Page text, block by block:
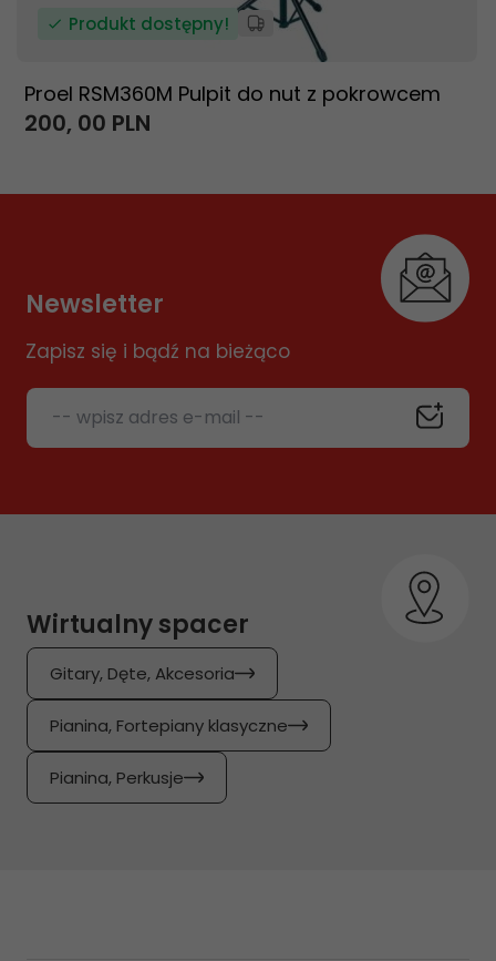
Produkt dostępny!
Proel RSM360M Pulpit do nut z pokrowcem
200, 00 PLN
Newsletter
Zapisz się i bądź na bieżąco
-- wpisz adres e-mail --
Wirtualny spacer
Gitary, Dęte, Akcesoria
Pianina, Fortepiany klasyczne
Pianina, Perkusje